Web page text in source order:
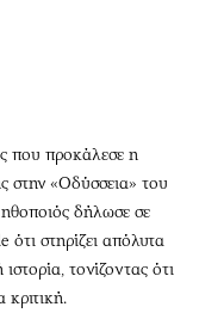
routes
που προκάλεσε η
στην «Οδύσσεια» του
δήλωσε σε
στηρίζει απόλυτα
τονίζοντας ότι